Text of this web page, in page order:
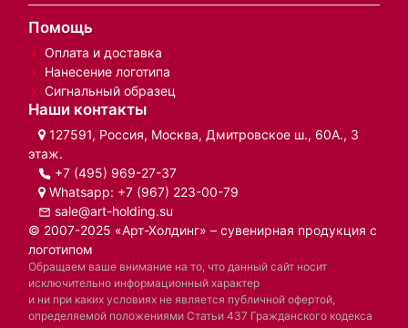
Помощь
Оплата и доставка
Нанесение логотипа
Сигнальный образец
Наши контакты
127591, Россия, Москва, Дмитровское ш., 60А., 3
этаж.
+7 (495) 969-27-37
Whatsapp: +7 (967) 223-00-79
sale@art-holding.su
© 2007-2025 «Арт-Холдинг» – сувенирная продукция с
логотипом
Обращаем ваше внимание на то, что данный сайт носит
исключительно информационный характер
и ни при каких условиях не является публичной офертой,
определяемой положениями Статьи 437 Гражданского кодекса